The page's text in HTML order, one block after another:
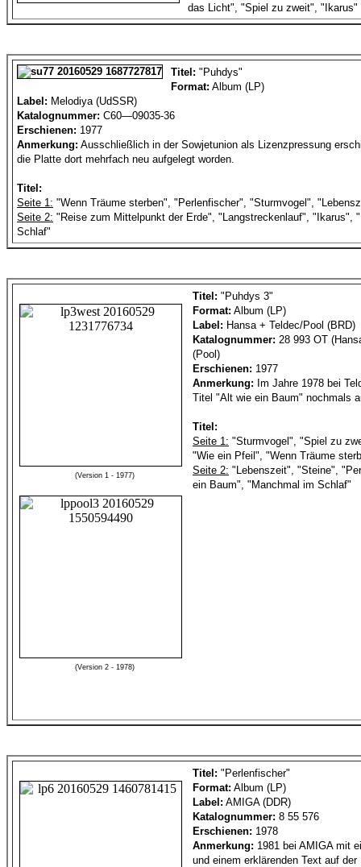
das Licht", "Spiel zu zweit", "Ikarus"
Titel: "Puhdys"
Format: Album (LP)
Label: Melodiya (UdSSR)
Katalognummer: C60—09035-36
Erschienen: 1977
Anmerkung: Ausschließlich in der Sowjetunion als Lizenzpressung
die Platte dort mehrfach neu aufgelegt worden.
Titel:
Seite 1: "Wenn Träume sterben", "Perlenfischer", "Sturmvogel",
Seite 2: "Reise zum Mittelpunkt der Erde", "Langstreckenlauf", "Ikarus",
Schlaf"
(Version 1 - 1977)
(Version 2 - 1978)
Titel: "Puhdys 3"
Format: Album (LP)
Label: Hansa + Teldec/Pool (BRD)
Katalognummer: 28 993 OT
(Pool)
Erschienen: 1977
Anmerkung: Im Jahre 1978 bei
Titel "Alt wie ein Baum" nochmals
Titel:
Seite 1: "Sturmvogel", "Spiel zu
"Wie ein Pfeil", "Wenn Träume
Seite 2: "Lebenszeit", "Steine",
ein Baum", "Manchmal im Schlaf"
Titel: "Perlenfischer"
Format: Album (LP)
Label: AMIGA (DDR)
Katalognummer: 8 55 576
Erschienen: 1978
Anmerkung: 1981 bei AMIGA mit
und einem erklärenden Text auf